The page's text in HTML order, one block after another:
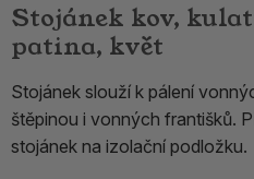
Stojánek kov,
patina, květ
Stojánek slouží k pálení
štěpinou i vonných františků.
stojánek na izolační podložku.